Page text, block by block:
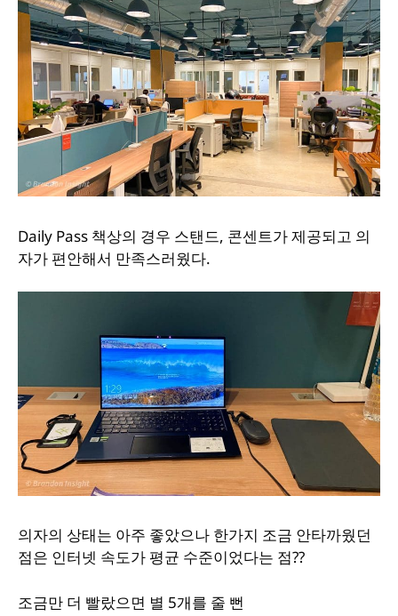
Daily Pass 책상의 경우 스탠드, 콘센트가 제공되고 의
자가 편안해서 만족스러웠다.
의자의 상태는 아주 좋았으나 한가지 조금 안타까웠던
점은 인터넷 속도가 평균 수준이었다는 점??
조금만 더 빨랐으면 별 5개를 줄 뻔